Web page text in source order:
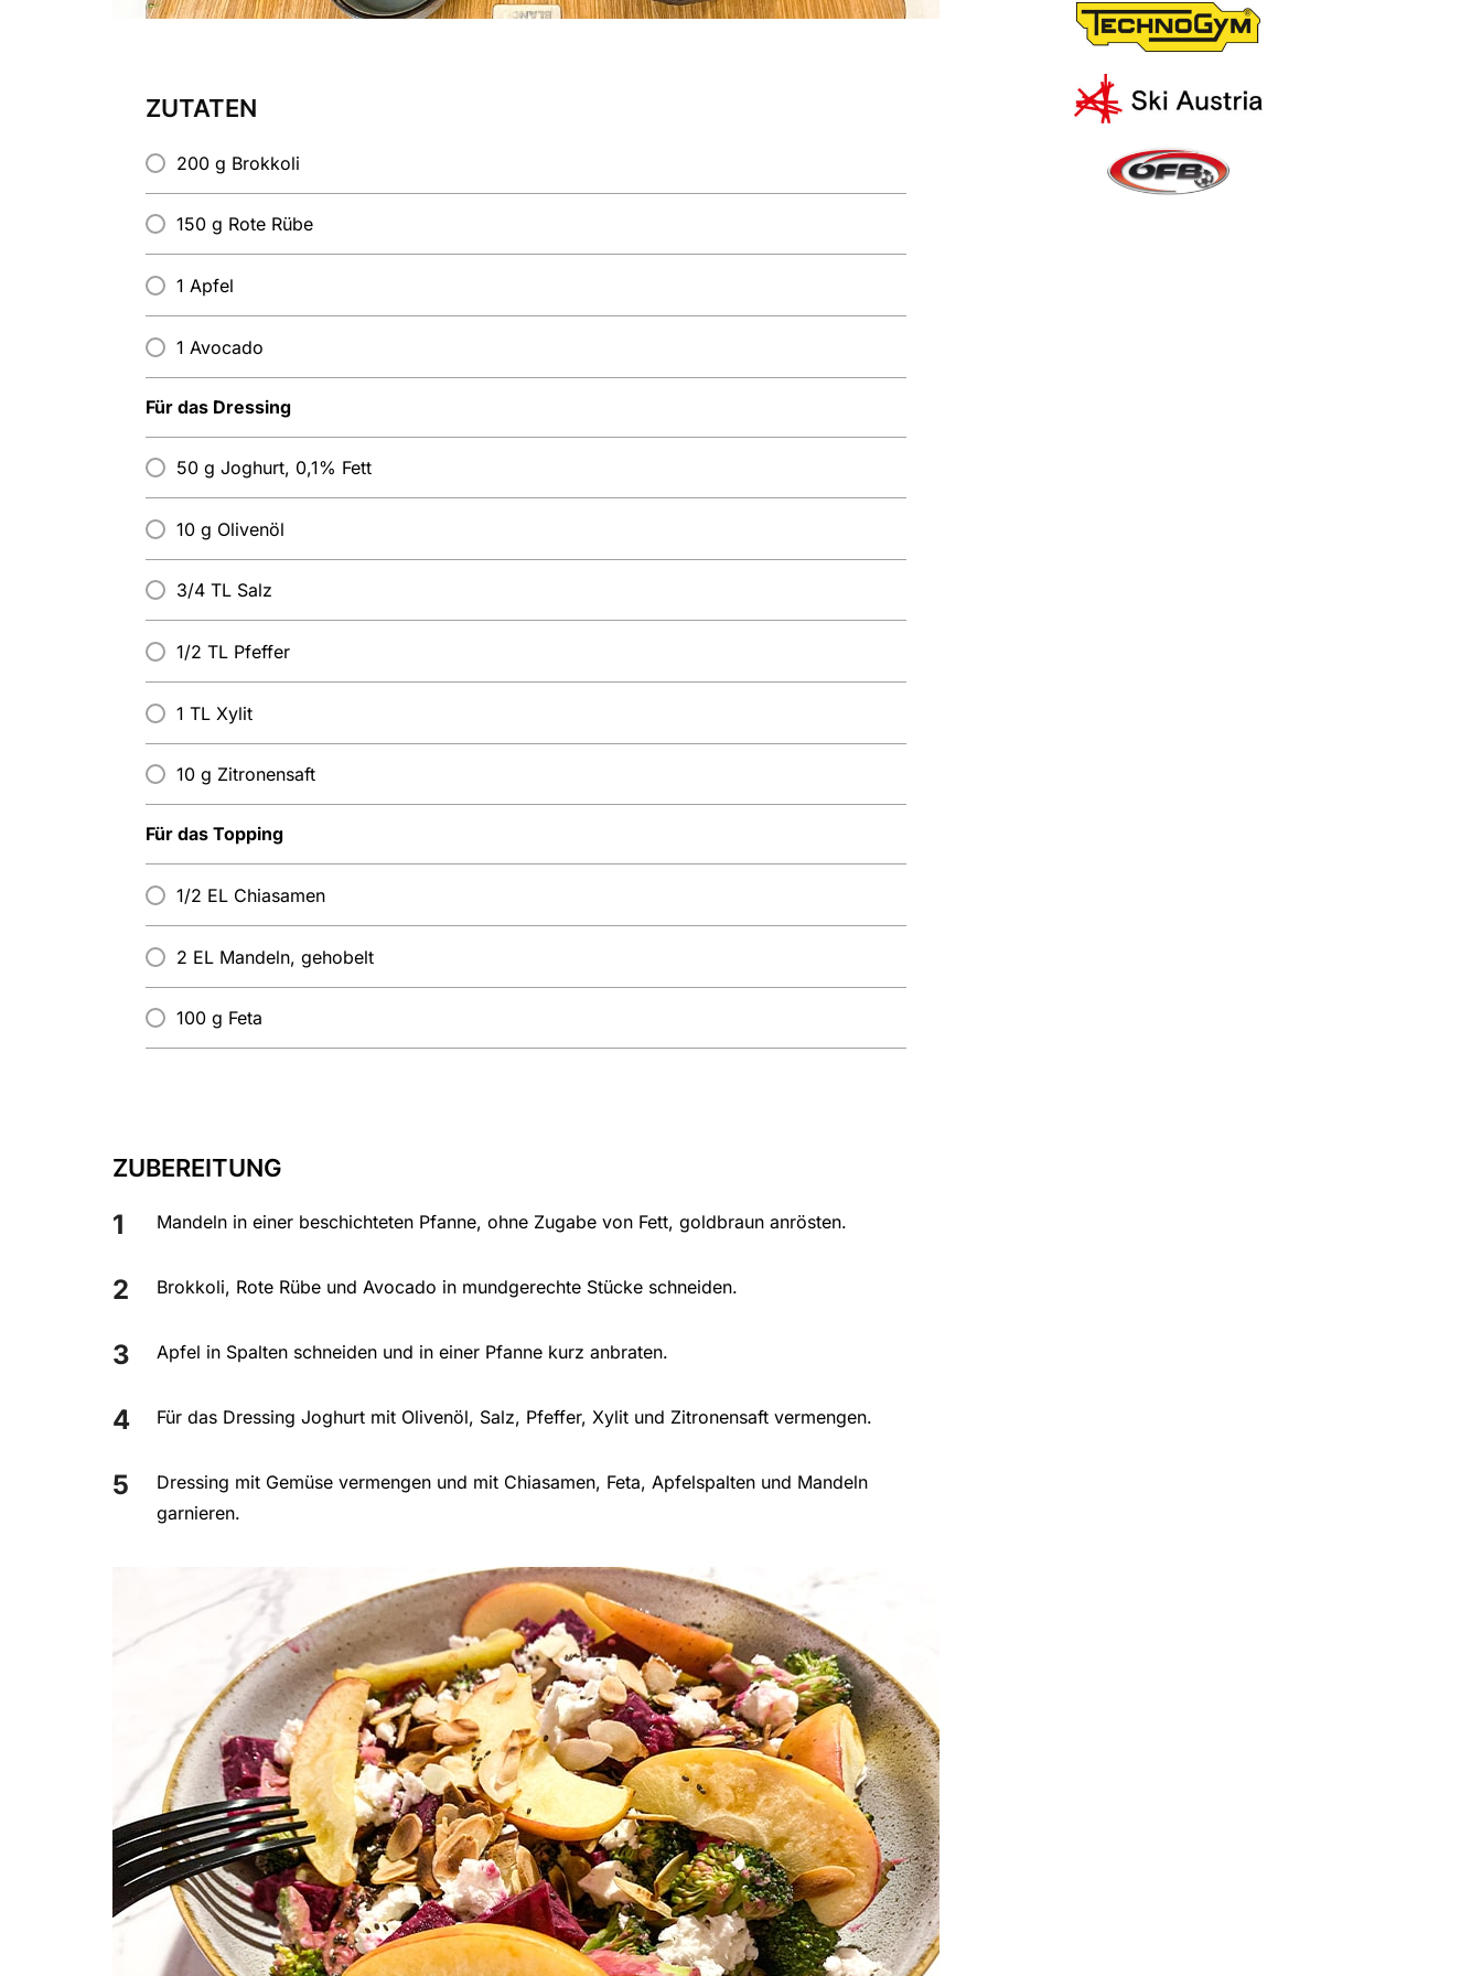
ZUTATEN
200 g Brokkoli
150 g Rote Rübe
1 Apfel
1 Avocado
Für das Dressing
50 g Joghurt, 0,1% Fett
10 g Olivenöl
3/4 TL Salz
1/2 TL Pfeffer
1 TL Xylit
10 g Zitronensaft
Für das Topping
1/2 EL Chiasamen
2 EL Mandeln, gehobelt
100 g Feta
ZUBEREITUNG
Mandeln in einer beschichteten Pfanne, ohne Zugabe von Fett, goldbraun anrösten.
Brokkoli, Rote Rübe und Avocado in mundgerechte Stücke schneiden.
Apfel in Spalten schneiden und in einer Pfanne kurz anbraten.
Für das Dressing Joghurt mit Olivenöl, Salz, Pfeffer, Xylit und Zitronensaft vermengen.
Dressing mit Gemüse vermengen und mit Chiasamen, Feta, Apfelspalten und Mandeln
garnieren.